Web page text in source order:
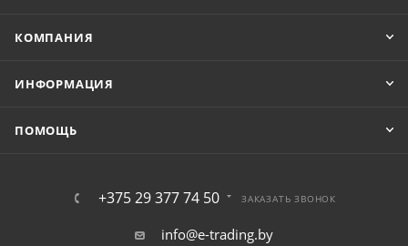
КОМПАНИЯ
ИНФОРМАЦИЯ
ПОМОЩЬ
+375 29 377 74 50 ЗАКАЗАТЬ ЗВОНОК
info@e-trading.by